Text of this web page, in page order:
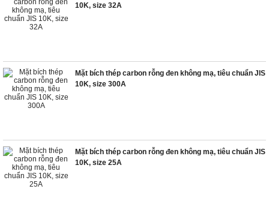
10K, size 32A
Mặt bích thép carbon rỗng đen không mạ, tiêu chuẩn JIS
10K, size 300A
Mặt bích thép carbon rỗng đen không mạ, tiêu chuẩn JIS
10K, size 25A